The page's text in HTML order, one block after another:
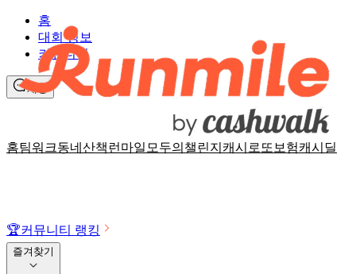
홈팀워크동네산책 런마일 모두의챌린지 캐시로또 보험캐시딜
홈
대회 정보
커뮤니티
채팅
🏆커뮤니티 랭킹
즐겨찾기